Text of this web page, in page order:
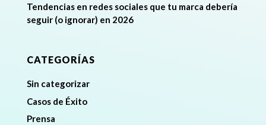
Tendencias en redes sociales que tu marca debería
seguir (o ignorar) en 2026
CATEGORÍAS
Sin categorizar
Casos de Éxito
Prensa